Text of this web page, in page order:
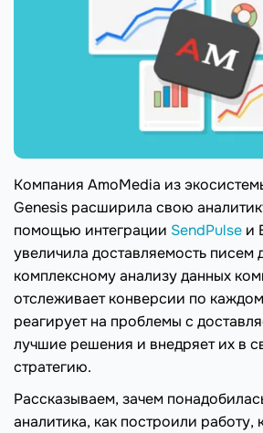
Компания AmoMedia из
Genesis расширила свою
помощью интеграции SendPulse и
увеличила доставляемость писем
комплексному анализу данных
отслеживает конверсии по
реагирует на проблемы с
лучшие решения и внедряет их в
стратегию.
Рассказываем, зачем
аналитика, как построили работу,